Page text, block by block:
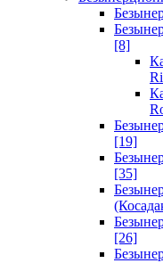
[8]
[19]
[35]
[26]